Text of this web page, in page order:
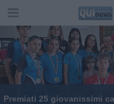
Premiati 25 giovanissimi